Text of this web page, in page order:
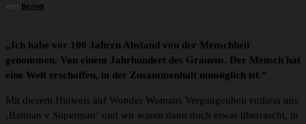
von Bernd
„Ich habe vor 100 Jahren Abstand von der Menschheit
genommen. Von einem Jahrhundert des Grauens. Der Mensch hat
eine Welt erschaffen, in der Zusammenhalt unmöglich ist.“
Mit diesem Hinweis auf Wonder Womans Vergangenheit entliess uns
‚Batman v Superman‘ und wir waren dann doch etwas überrascht, in